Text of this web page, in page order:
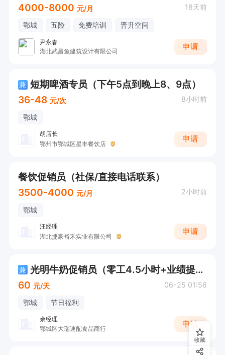
4000-8000 元/月 18天前
鄂城 五险 免费培训 晋升空间
尹永春
湖北武昌鱼建筑设计有限公司
申请
兼 短期啤酒专员（下午5点到晚上8、9点）
36-48 元/次 8小时前
鄂城
胡店长
鄂州市鄂城区星丰餐饮店
申请
餐饮促销员（社保/直接电话联系）
3500-4000 元/月 2小时前
鄂城
汪经理
湖北捷豪裕禾实业有限公司
申请
兼
光明牛奶促销员（零工4.5小时+业绩提成）
60 元/天 06-25 01:58
鄂城 节日福利
余经理
鄂城区大瑞速配食品商行
申请
收藏